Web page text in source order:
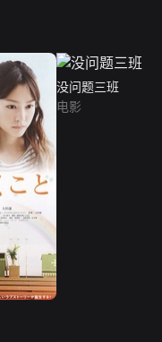
没问题三班
电影